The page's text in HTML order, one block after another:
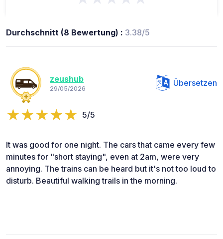
Durchschnitt (8 Bewertung) : 3.38/5
zeushub
29/05/2026
Übersetzen
5/5
It was good for one night. The cars that came every few
minutes for "short staying", even at 2am, were very
annoying. The trains can be heard but it's not too loud to
disturb. Beautiful walking trails in the morning.